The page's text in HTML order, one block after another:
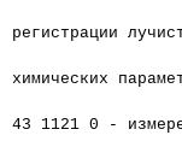
регистрации
химических
43 1121 0 -